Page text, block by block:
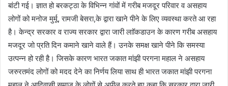
बांटी गई। ज्ञात हो बरकट्ठा के विभिन्न गांवों में गरीब मजदूर परिवार व असहाय
लोगों को मनोज मुर्मू, रामजी बेसरा,के द्वारा खाने पीने के लिए व्यवस्था करते आ रहा
है। केन्द्र सरकार व राज्य सरकार द्वारा जारी लाॉकडाउन के कारण गरीब असहाय
मजदूर जो प्रति दिन कमाने खाने वाले हैं। उनके समक्ष खाने पीने कि समस्या
उत्पन्न हो रही है। जिसके कारण भारत जकात मांझी परगना महाल ने असहाय
जरुरतमंद लोगों को मदद देने का निर्णय लिया साथ ही भारत जकात मांझी परगना